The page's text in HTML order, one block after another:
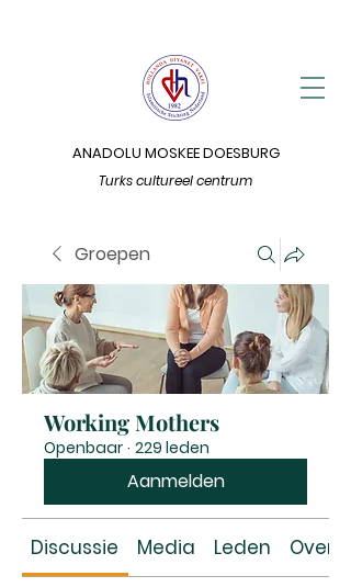
Turks cultureel centrum
ANADOLU MOSKEE DOESBURG
Groepen
Working Mothers
Openbaar · 229 leden
Aanmelden
Discussie Media Leden Over